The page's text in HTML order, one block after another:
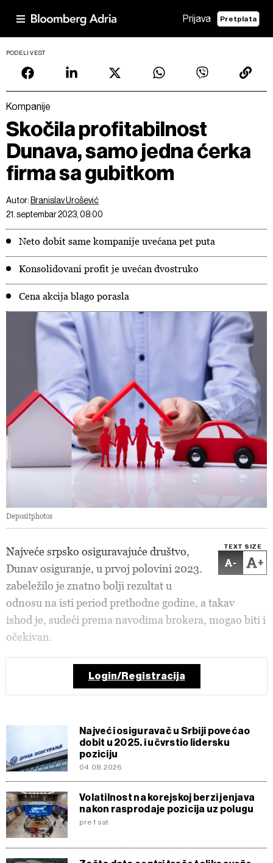
Prijava Pretplata
PODELI VEST
Kompanije
Skočila profitabilnost
Dunava, samo jedna ćerka
firma sa gubitkom
Autor: Branislav Urošević
21. septembar 2023, 08:00
Neto dobit same kompanije uvećana pet puta
Konsolidovani profit je uvećan dvostruko
Cena akcija blago porasla
Depositphotos
TEXT SIZE
- +
Najveće srpsko osiguravajuće društvo,
Dunav osiguranje, u prvoj polovini 2023.
zabeležilo je znatno bolji rezultat u
odnosu na isti period prethodne godine, a takav
ishod je, sudeći prema navodima brokera, mogao biti i
očekivan.
Login/Registracija
Najveći osiguravač u Srbiji povećao
dobit u 2025. i učvrstio lidersku
poziciju
04.08.2026
Volatilnost na korejskoj berzi jenjava
nakon rasprodaje pozicija uz polugu
pre 1 sat